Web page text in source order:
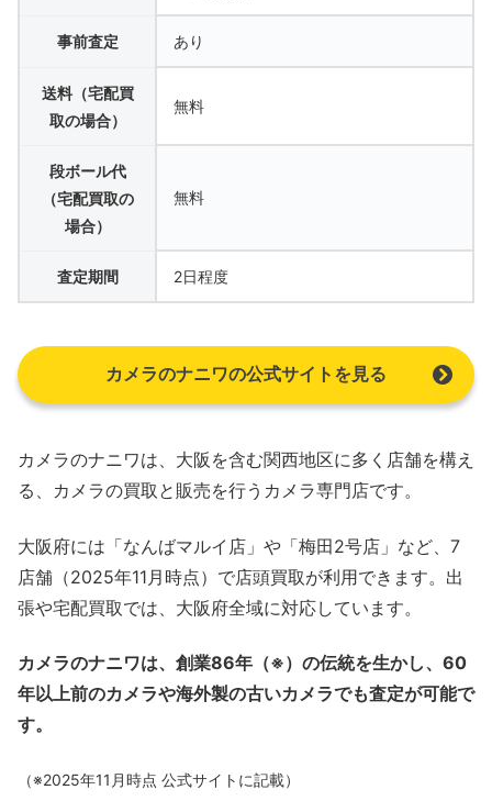
事前査定 あり
送料（宅配買
取の場合）
無料
段ボール代
（宅配買取の
場合）
無料
査定期間 2日程度
カメラのナニワの公式サイトを見る
カメラのナニワは、大阪を含む関西地区に多く店舗を構え
る、カメラの買取と販売を行うカメラ専門店です。
大阪府には「なんばマルイ店」や「梅田2号店」など、7
店舗（2025年11月時点）で店頭買取が利用できます。出
張や宅配買取では、大阪府全域に対応しています。
カメラのナニワは、創業86年（※）の伝統を生かし、60
年以上前のカメラや海外製の古いカメラでも査定が可能で
す。
（※2025年11月時点 公式サイトに記載）